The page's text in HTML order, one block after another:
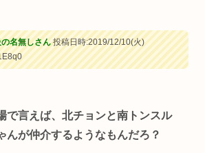
名無しさん投稿日時:2019/12/10(火)
で言えば、北チョンと南トンスル
んが仲介するようなもんだろ？